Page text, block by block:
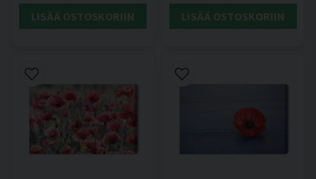
LISÄÄ OSTOSKORIIN LISÄÄ OSTOSKORIIN